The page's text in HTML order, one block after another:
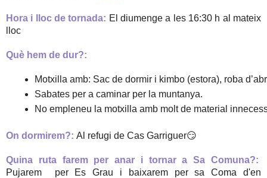
Hora i lloc de tornada: El diumenge a les 16:30 h al mateix
lloc
Què hem de dur?:
Motxilla amb: Sac de dormir i kimbo (estora), roba
Sabates per a caminar per la muntanya.
No empleneu la motxilla amb molt de material
On dormirem?: Al refugi de Cas Garriguer😏
Quina ruta farem per anar i tornar a Sa Comuna?:
Pujarem per Es Grau i baixarem per sa Coma d'en